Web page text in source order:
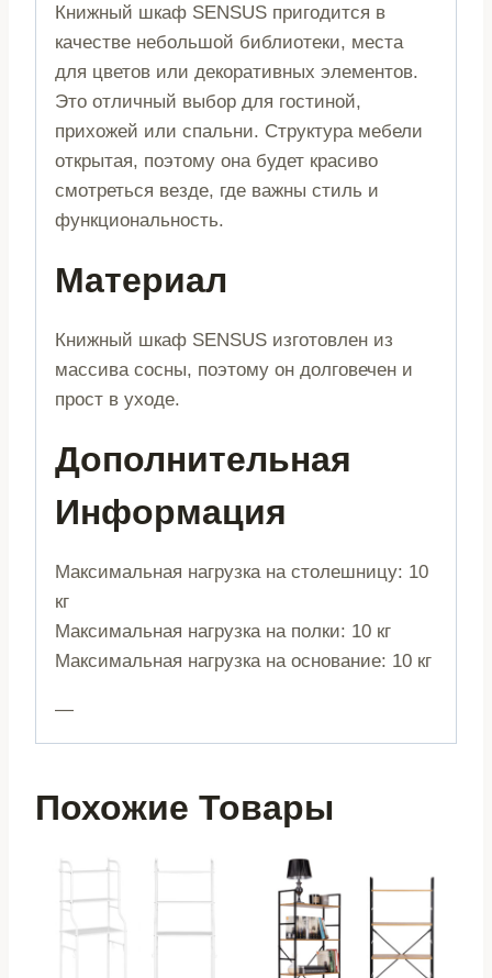
Книжный шкаф SENSUS пригодится в
качестве небольшой библиотеки, места
для цветов или декоративных элементов.
Это отличный выбор для гостиной,
прихожей или спальни. Структура мебели
открытая, поэтому она будет красиво
смотреться везде, где важны стиль и
функциональность.
Материал
Книжный шкаф SENSUS изготовлен из
массива сосны, поэтому он долговечен и
прост в уходе.
Дополнительная
Информация
Максимальная нагрузка на столешницу: 10
кг
Максимальная нагрузка на полки: 10 кг
Максимальная нагрузка на основание: 10 кг
—
Похожие Товары